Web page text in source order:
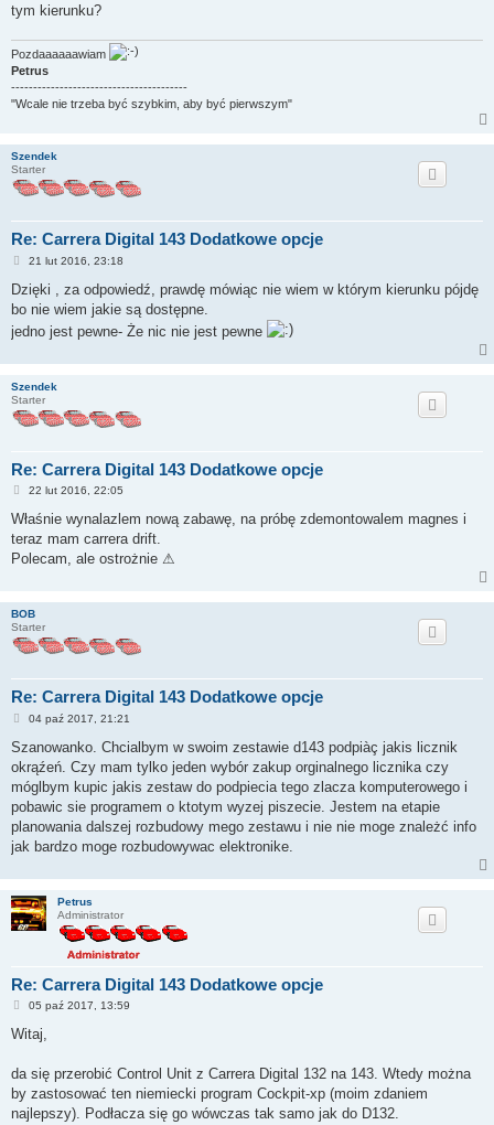
tym kierunku?
Pozdaaaaaawiam
Petrus
----------------------------------------
"Wcale nie trzeba być szybkim, aby być pierwszym"
Szendek
Starter
Re: Carrera Digital 143 Dodatkowe opcje
P
s
21 lut 2016, 23:18
Dzięki , za odpowiedź, prawdę mówiąc nie wiem w którym kierunku pójdę
bo nie wiem jakie są dostępne.
jedno jest pewne- Że nic nie jest pewne
Szendek
Starter
Re: Carrera Digital 143 Dodatkowe opcje
P
s
22 lut 2016, 22:05
Właśnie wynalazlem nową zabawę, na próbę zdemontowalem magnes i
teraz mam carrera drift.
Polecam, ale ostrożnie ⚠
BOB
Starter
Re: Carrera Digital 143 Dodatkowe opcje
P
s
04 paź 2017, 21:21
Szanowanko. Chcialbym w swoim zestawie d143 podpiàç jakis licznik
okrąźeń. Czy mam tylko jeden wybór zakup orginalnego licznika czy
móglbym kupic jakis zestaw do podpiecia tego zlacza komputerowego i
pobawic sie programem o ktotym wyzej piszecie. Jestem na etapie
planowania dalszej rozbudowy mego zestawu i nie nie moge znależć info
jak bardzo moge rozbudowywac elektronike.
Petrus
Administrator
Re: Carrera Digital 143 Dodatkowe opcje
P
s
05 paź 2017, 13:59
Witaj,
da się przerobić Control Unit z Carrera Digital 132 na 143. Wtedy można
by zastosować ten niemiecki program Cockpit-xp (moim zdaniem
najlepszy). Podłacza się go wówczas tak samo jak do D132.